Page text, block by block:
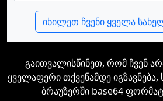
იხილეთ ჩვენი ყველა
გაითვალისწინეთ, რომ ჩვენ
ყველაფერი თქვენამდე იგზავნება,
ბრაუზერში base64